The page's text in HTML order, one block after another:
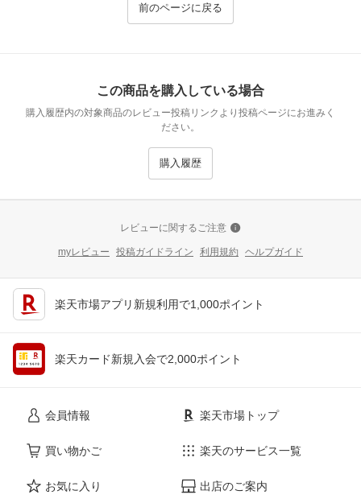
前のページに戻る
この商品を購入している場合
購入履歴内の対象商品のレビュー投稿リンクより投稿ページにお進みく
ださい。
購入履歴
レビューに関するご注意
myレビュー 投稿ガイドライン 利用規約 ヘルプガイド
楽天市場アプリ新規利用で1,000ポイント
楽天カード新規入会で2,000ポイント
会員情報
買い物かご
お気に入り
楽天市場トップ
楽天のサービス一覧
出店のご案内